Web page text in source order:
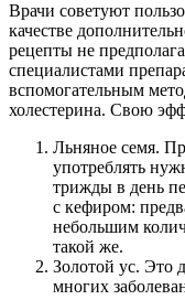
Врачи советуют
качестве
рецепты не
специалистами
вспомогательным
холестерина. Свою
Льняное семя.
употреблять
трижды в день
с кефиром:
небольшим
такой же.
Золотой ус. Это
многих